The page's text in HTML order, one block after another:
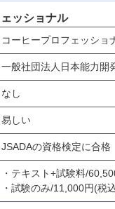
ッショナル
コーヒープロフェッショ
一般社団法人日本能力開
なし
易しい
JSADAの資格検定に合格
・テキスト+試験料/
・試験のみ/11,000円(税